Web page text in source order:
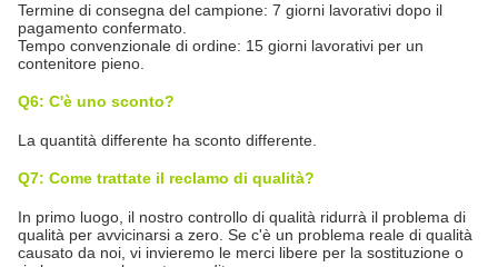
Termine di consegna del campione: 7 giorni lavorativi dopo il
pagamento confermato.
Tempo convenzionale di ordine: 15 giorni lavorativi per un
contenitore pieno.
Q6: C'è uno sconto?
La quantità differente ha sconto differente.
Q7: Come trattate il reclamo di qualità?
In primo luogo, il nostro controllo di qualità ridurrà il problema di
qualità per avvicinarsi a zero. Se c'è un problema reale di qualità
causato da noi, vi invieremo le merci libere per la sostituzione o